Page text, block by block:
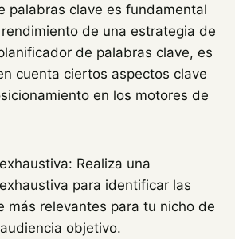
palabras clave es fundamental
de una estrategia de
de palabras clave, es
cuenta ciertos aspectos clave
en los motores de
Realiza una
para identificar las
más relevantes para tu nicho de
objetivo.